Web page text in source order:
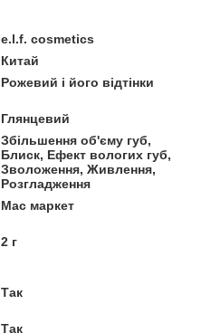
e.l.f. cosmetics
Китай
Рожевий і його відтінки
Глянцевий
Збільшення об'єму губ,
Блиск, Ефект вологих губ,
Зволоження, Живлення,
Розгладження
Мас маркет
2 г
Так
Так